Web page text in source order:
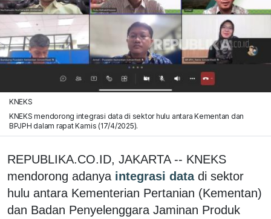
KNEKS
KNEKS mendorong integrasi data di sektor hulu antara Kementan dan
BPJPH dalam rapat Kamis (17/4/2025).
REPUBLIKA.CO.ID, JAKARTA -- KNEKS
mendorong adanya integrasi data di sektor
hulu antara Kementerian Pertanian (Kementan)
dan Badan Penyelenggara Jaminan Produk